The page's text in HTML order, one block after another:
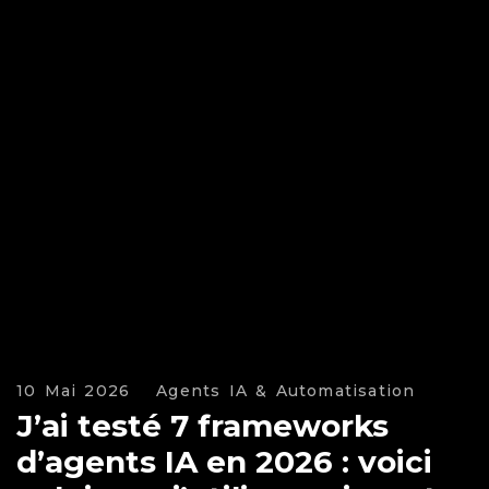
10 Mai 2026 Agents IA & Automatisation
J’ai testé 7 frameworks
d’agents IA en 2026 : voici